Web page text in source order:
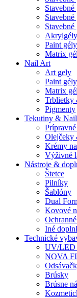
Stavebné
Paint gély
Matrix
Nail Art
Art gely
Paint gély
Matrix
Trblietky
Pigmenty
Tekutiny &
Olejčeky
Krémy
Výživné
Nástroje &
Štetce
Pilníky
Šablóny
Dual
Kovové
Iné
Technické
UV/LED
NOVA
Brúsky
Brúsne